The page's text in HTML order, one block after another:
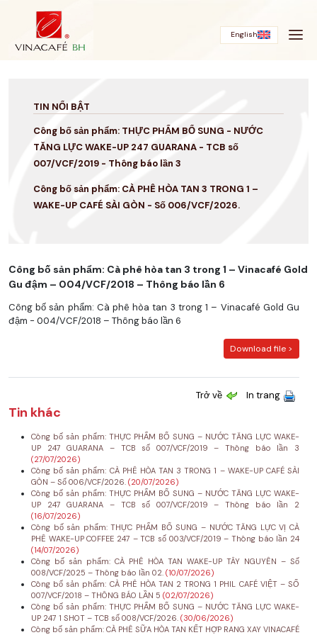
English
TIN NỔI BẬT
Công bố sản phẩm: THỰC PHẨM BỔ SUNG - NƯỚC
TĂNG LỰC WAKE-UP 247 GUARANA - TCB số
007/VCF/2019 - Thông báo lần 3
Công bố sản phẩm: CÀ PHÊ HÒA TAN 3 TRONG 1 –
WAKE-UP CAFÉ SÀI GÒN - Số 006/VCF/2026.
Công bố sản phẩm: Cà phê hòa tan 3 trong 1 – Vinacafé Gold
Gu đậm – 004/VCF/2018 – Thông báo lần 6
Công bố sản phẩm: Cà phê hòa tan 3 trong 1 – Vinacafé Gold Gu
đậm - 004/VCF/2018 – Thông báo lần 6
Download file >
Trở về In trang
Tin khác
Công bố sản phẩm: THỰC PHẨM BỔ SUNG – NƯỚC TĂNG LỰC WAKE-
UP 247 GUARANA – TCB số 007/VCF/2019 – Thông báo lần 3
(27/07/2026)
Công bố sản phẩm: CÀ PHÊ HÒA TAN 3 TRONG 1 – WAKE-UP CAFÉ SÀI
GÒN – Số 006/VCF/2026. (20/07/2026)
Công bố sản phẩm: THỰC PHẨM BỔ SUNG – NƯỚC TĂNG LỰC WAKE-
UP 247 GUARANA – TCB số 007/VCF/2019 – Thông báo lần 2
(16/07/2026)
Công bố sản phẩm: THỰC PHẨM BỔ SUNG – NƯỚC TĂNG LỰC VỊ CÀ
PHÊ WAKE-UP COFFEE 247 – TCB số 003/VCF/2019 – Thông báo lần 24
(14/07/2026)
Công bố sản phẩm: CÀ PHÊ HÒA TAN WAKE-UP TÂY NGUYÊN – Số
008/VCF/2025 – Thông báo lần 02. (10/07/2026)
Công bố sản phẩm: CÀ PHÊ HÒA TAN 2 TRONG 1 PHIL CAFÉ VIỆT – SỐ
007/VCF/2018 – THÔNG BÁO LẦN 5 (02/07/2026)
Công bố sản phẩm: THỰC PHẨM BỔ SUNG – NƯỚC TĂNG LỰC WAKE-
UP 247 1 SHOT – TCB số 008/VCF/2026. (30/06/2026)
Công bố sản phẩm: CÀ PHÊ SỮA HÒA TAN KẾT HỢP RANG XAY VINACAFÉ